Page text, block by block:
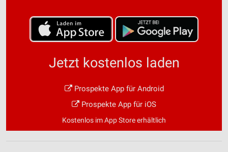
Jetzt kostenlos laden
Prospekte App für Android
Prospekte App für iOS
Kostenlos im App Store erhältlich